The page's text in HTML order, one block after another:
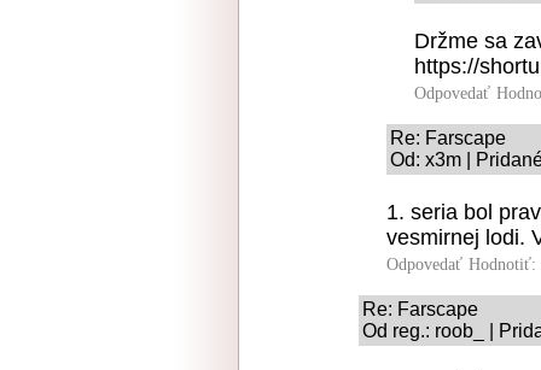
Držme sa
https://
Odpovedať
Re: Farscape
Od: x3m |
1. seria bol
vesmirnej lodi.
Odpovedať Hodnotiť:
Re: Farscape
Od reg.: roob_ |